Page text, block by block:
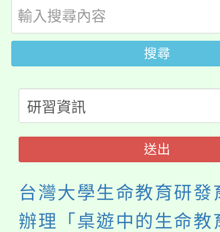
開!
115年桃園市運動會8/
田徑場及游泳池舉行。
桃園市低收入戶享有免
視費優惠，中低收入戶
半價優惠，詳情可洽有
者。
大園自造教育及科技
份教師增能研習
大溪自造教育及科技中
份教師研習
淨零綠生活教案入校路
會
115年食農教育專業人
程
搜尋
送出
台灣大學生命教育研發
辦理「桌遊中的生命教